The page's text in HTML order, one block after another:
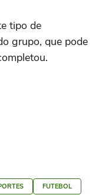
tipo de
grupo, que pode
FUTEBOL